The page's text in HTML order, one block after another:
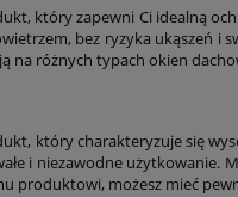
który zapewni Ci idealną
bez ryzyka ukąszeń
na różnych typach okien
który charakteryzuje się
i niezawodne
możesz mieć